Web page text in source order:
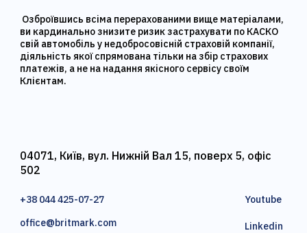
Озброївшись всіма перерахованими вище матеріалами,
ви кардинально знизите ризик застрахувати по КАСКО
свій автомобіль у недобросовісній страховій компанії,
діяльність якої спрямована тільки на збір страхових
платежів, а не на надання якісного сервісу своїм
Клієнтам.
04071, Київ, вул. Нижній Вал 15, поверх 5, офіс
502
+38 044 425-07-27
office@britmark.com
Youtube
Linkedin